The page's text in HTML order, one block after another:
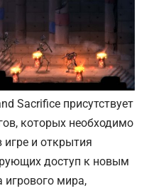
Sacrifice присутствует
которых необходимо
и открытия
доступ к новым
игрового мира,